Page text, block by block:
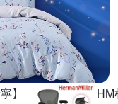
】
HM